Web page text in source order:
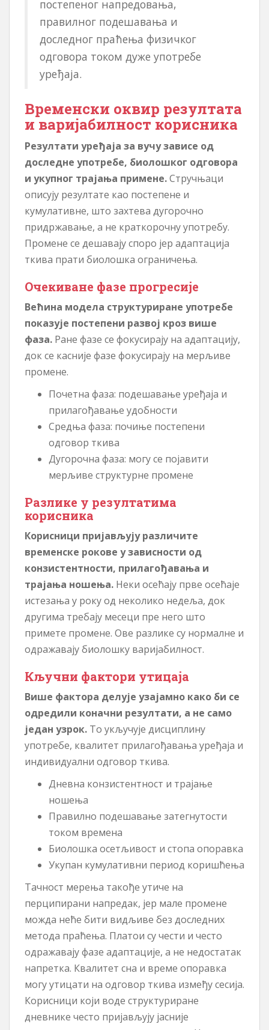
постепеног напредовања,
правилног подешавања и
доследног праћења физичког
одговора током дуже употребе
уређаја.
Временски оквир резултата
и варијабилност корисника
Резултати уређаја за вучу зависе од
доследне употребе, биолошког одговора
и укупног трајања примене.Стручњаци
описују резултате као постепене и
кумулативне, што захтева дугорочно
придржавање, а не краткорочну употребу.
Промене се дешавају споро јер адаптација
ткива прати биолошка ограничења.
Очекиване фазе прогресије
Већина модела структуриране употребе
показује постепени развој кроз више
фаза. Ране фазе се фокусирају на адаптацију,
док се касније фазе фокусирају на мерљиве
промене.
Почетна фаза: подешавање уређаја и
прилагођавање удобности
Средња фаза: почиње постепени
одговор ткива
Дугорочна фаза: могу се појавити
мерљиве структурне промене
Разлике у резултатима
корисника
Корисници пријављују различите
временске рокове у зависности од
конзистентности, прилагођавања и
трајања ношења. Неки осећају прве осећаје
истезања у року од неколико недеља, док
другима требају месеци пре него што
примете промене. Ове разлике су нормалне и
одражавају биолошку варијабилност.
Кључни фактори утицаја
Више фактора делује узајамно како би се
одредили коначни резултати, а не само
један узрок. То укључује дисциплину
употребе, квалитет прилагођавања уређаја и
индивидуални одговор ткива.
Дневна конзистентност и трајање
ношења
Правилно подешавање затегнутости
током времена
Биолошка осетљивост и стопа опоравка
Укупан кумулативни период коришћења
Тачност мерења такође утиче на
перципирани напредак, јер мале промене
можда неће бити видљиве без доследних
метода праћења. Платои су чести и често
одражавају фазе адаптације, а не недостатак
напретка. Квалитет сна и време опоравка
могу утицати на одговор ткива између сесија.
Корисници који воде структуриране
дневнике често пријављују јасније